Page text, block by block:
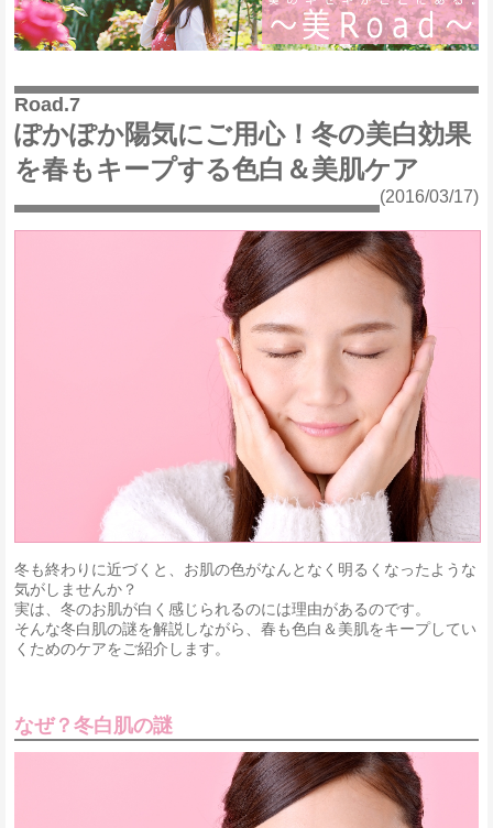
Road.7
ぽかぽか陽気にご用心！冬の美白効果
を春もキープする色白＆美肌ケア
(2016/03/17)
冬も終わりに近づくと、お肌の色がなんとなく明るくなったような
気がしませんか？
実は、冬のお肌が白く感じられるのには理由があるのです。
そんな冬白肌の謎を解説しながら、春も色白＆美肌をキープしてい
くためのケアをご紹介します。
なぜ？冬白肌の謎